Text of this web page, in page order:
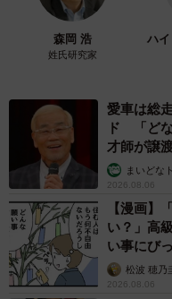
森岡 浩
姓氏研究家
ハ
愛車は総
ド 「ど
才師が譲
まいどな
2026.08.06
【漫画】
い？」高
い事にび
松波 穂乃
2026.08.06